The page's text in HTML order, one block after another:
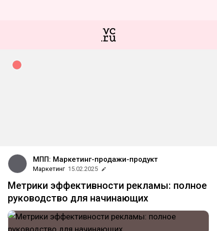
МПП: Маркетинг-продажи-продукт
Маркетинг 15.02.2025
Метрики эффективности рекламы: полное
руководство для начинающих